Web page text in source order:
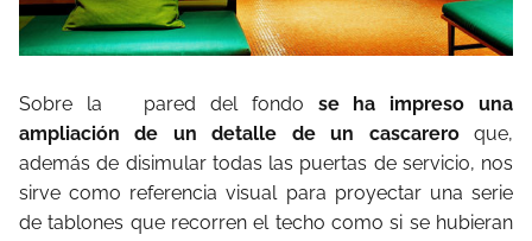
Sobre la pared del fondo se ha impreso una
ampliación de un detalle de un cascareroque,
además de disimular todas las puertas de servicio, nos
sirve como referencia visual para proyectar una serie
de tablones que recorren el techo como si se hubieran